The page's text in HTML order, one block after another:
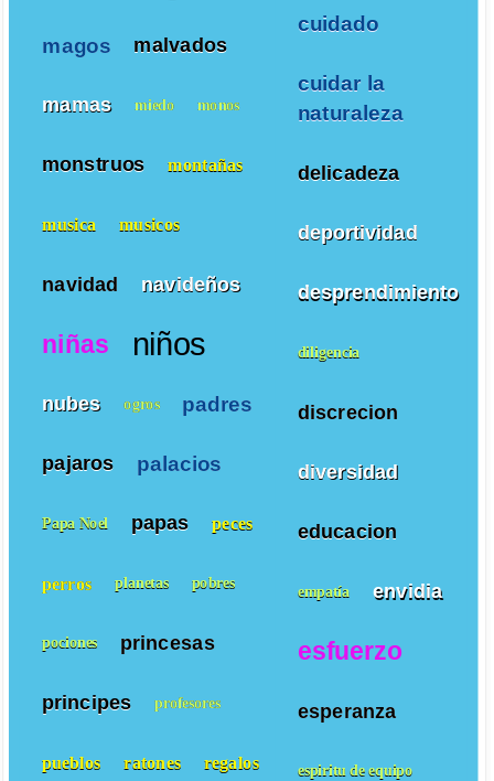
cuidado
cuidar la
naturaleza
delicadeza
deportividad
desprendimiento
diligencia
discrecion
diversidad
educacion
empatía envidia
esfuerzo
esperanza
espiritu de equipo
magos malvados
mamas miedo monos
monstruos montañas
musica musicos
navidad navideños
niñas niños
nubes ogros padres
pajaros palacios
Papa Noel papas peces
perros planetas pobres
pociones princesas
principes profesores
pueblos ratones regalos